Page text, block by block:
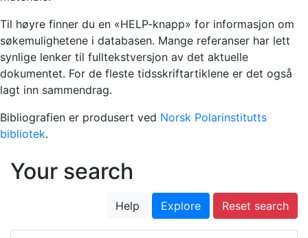
Til høyre finner du en «HELP-knapp» for informasjon om
søkemulighetene i databasen. Mange referanser har lett
synlige lenker til fulltekstversjon av det aktuelle
dokumentet. For de fleste tidsskriftartiklene er det også
lagt inn sammendrag.
Bibliografien er produsert ved Norsk Polarinstitutts
bibliotek.
Your search
Help Explore Reset search